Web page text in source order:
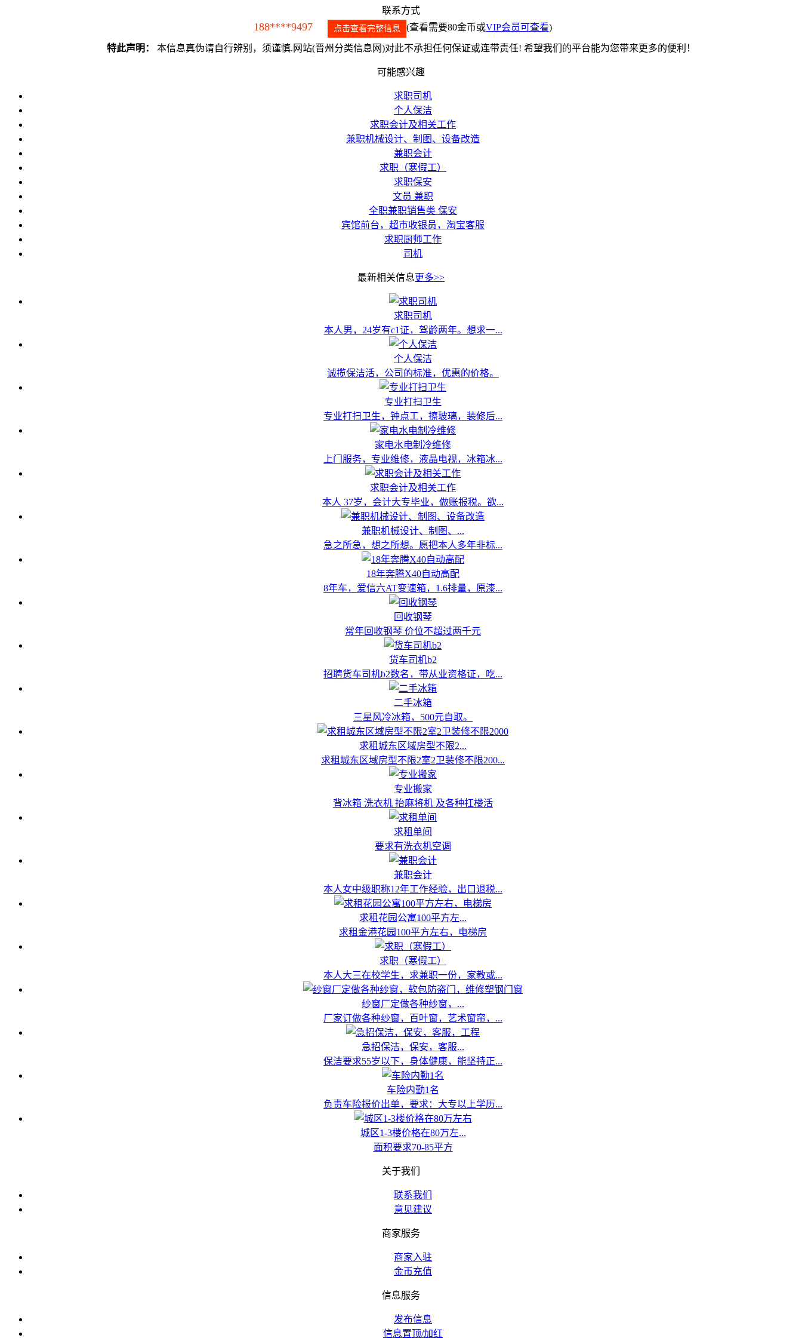
联系方式
188****9497 点击查看完整信息 (查看需要80金币或VIP会员可查看)
特此声明： 本信息真伪请自行辨别，须谨慎.网站(晋州分类信息网)对此不承担任何保证或连带责任! 希望我们的平台能为您带来更多的便利！
可能感兴趣
求职司机
个人保洁
求职会计及相关工作
兼职机械设计、制图、设备改造
兼职会计
求职（寒假工）
求职保安
文员 兼职
全职兼职销售类 保安
宾馆前台，超市收银员，淘宝客服
求职厨师工作
司机
最新相关信息更多>>
求职司机
本人男，24岁有c1证，驾龄两年。想求一...
个人保洁
诚揽保洁活，公司的标准，优惠的价格。
专业打扫卫生
专业打扫卫生，钟点工，擦玻璃，装修后...
家电水电制冷维修
上门服务，专业维修，液晶电视，冰箱冰...
求职会计及相关工作
本人 37岁，会计大专毕业，做账报税。欲...
兼职机械设计、制图、...
急之所急，想之所想。愿把本人多年非标...
18年奔腾X40自动高配
8年车，爱信六AT变速箱，1.6排量，原漆...
回收钢琴
常年回收钢琴 价位不超过两千元
货车司机b2
招聘货车司机b2数名，带从业资格证，吃...
二手冰箱
三星风冷冰箱，500元自取。
求租城东区域房型不限2...
求租城东区域房型不限2室2卫装修不限200...
专业搬家
背冰箱 洗衣机 抬麻将机 及各种扛楼活
求租单间
要求有洗衣机空调
兼职会计
本人女中级职称12年工作经验，出口退税...
求租花园公寓100平方左...
求租金港花园100平方左右，电梯房
求职（寒假工）
本人大三在校学生，求兼职一份，家教或...
纱窗厂定做各种纱窗，...
厂家订做各种纱窗，百叶窗，艺术窗帘，...
急招保洁，保安，客服...
保洁要求55岁以下，身体健康，能坚持正...
车险内勤1名
负责车险报价出单，要求：大专以上学历...
城区1-3楼价格在80万左...
面积要求70-85平方
关于我们
联系我们
意见建议
商家服务
商家入驻
金币充值
信息服务
发布信息
信息置顶/加红